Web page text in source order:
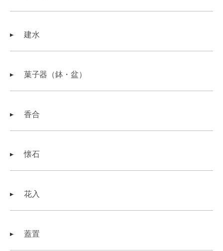
建水
菓子器（鉢・盆）
香合
懐石
花入
蓋置